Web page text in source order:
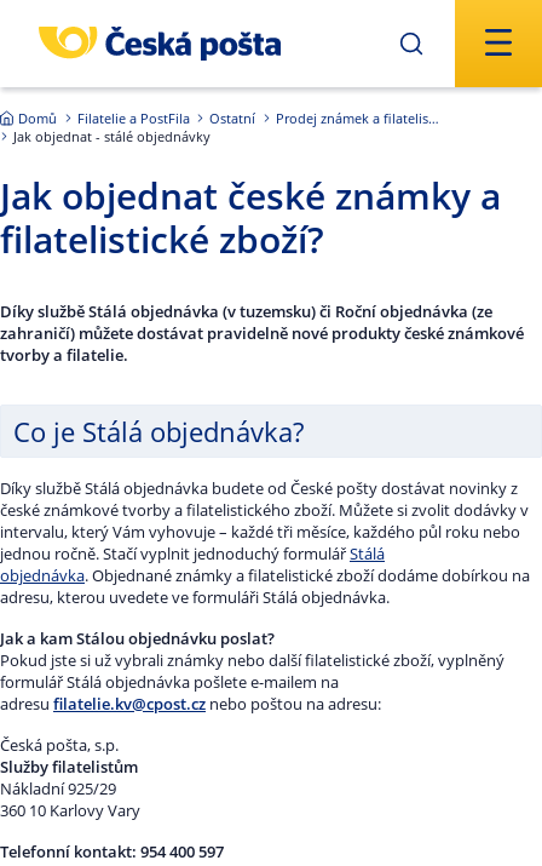
Domů Filatelie a PostFila Ostatní
Prodej známek a filatelistických produktů
Jak objednat - stálé objednávky
Jak objednat české známky a
filatelistické zboží?
Díky službě Stálá objednávka (v tuzemsku) či Roční objednávka (ze
zahraničí) můžete dostávat pravidelně nové produkty české známkové
tvorby a filatelie.
Co je Stálá objednávka?
Díky službě Stálá objednávka budete od České pošty dostávat novinky z
české známkové tvorby a filatelistického zboží. Můžete si zvolit dodávky v
intervalu, který Vám vyhovuje – každé tři měsíce, každého půl roku nebo
jednou ročně. Stačí vyplnit jednoduchý formulářStálá
objednávka. Objednané známky a filatelistické zboží dodáme dobírkou na
adresu, kterou uvedete ve formuláři Stálá objednávka.
Jak a kam Stálou objednávku poslat?
Pokud jste si už vybrali známky nebo další filatelistické zboží, vyplněný
formulář Stálá objednávka pošlete e-mailem na
adresu filatelie.kv@cpost.cz nebo poštou na adresu:
Česká pošta, s.p.
Služby filatelistům
Nákladní 925/29
360 10 Karlovy Vary
Telefonní kontakt: 954 400 597